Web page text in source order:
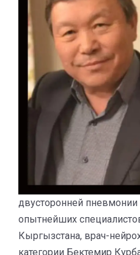
двусторонней
опытнейших
Кыргызстана, врач-
категории Бектемир